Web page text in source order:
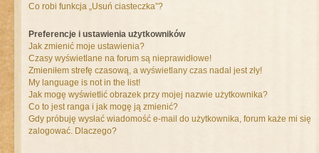
Co robi funkcja „Usuń ciasteczka”?
Preferencje i ustawienia użytkowników
Jak zmienić moje ustawienia?
Czasy wyświetlane na forum są nieprawidłowe!
Zmieniłem strefę czasową, a wyświetlany czas nadal jest zły!
My language is not in the list!
Jak mogę wyświetlić obrazek przy mojej nazwie użytkownika?
Co to jest ranga i jak mogę ją zmienić?
Gdy próbuję wysłać wiadomość e-mail do użytkownika, forum każe mi się
zalogować. Dlaczego?